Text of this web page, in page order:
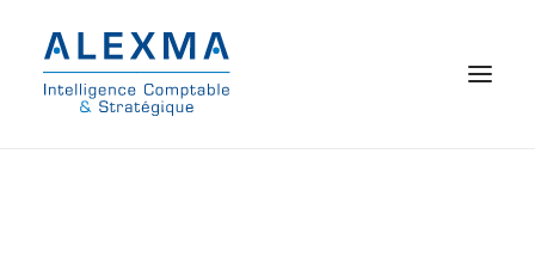
© 2021 Alexma